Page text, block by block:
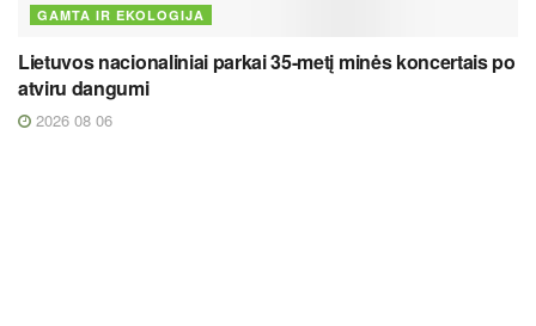
GAMTA IR EKOLOGIJA
Lietuvos nacionaliniai parkai 35-metį minės koncertais po
atviru dangumi
2026 08 06